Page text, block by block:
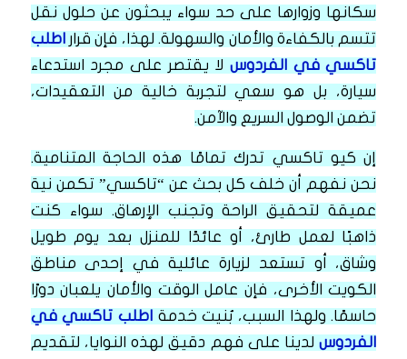
سكانها وزوارها على حد سواء يبحثون عن حلول نقل
تتسم بالكفاءة والأمان والسهولة. لهذا، فإن قرار اطلب
تاكسي في الفردوسلا يقتصر على مجرد استدعاء
سيارة، بل هو سعي لتجربة خالية من التعقيدات،
تضمن الوصول السريع والآمن.
إن كيو تاكسي تدرك تمامًا هذه الحاجة المتنامية.
نحن نفهم أن خلف كل بحث عن “تاكسي” تكمن نية
عميقة لتحقيق الراحة وتجنب الإرهاق. سواء كنت
ذاهبًا لعمل طارئ، أو عائدًا للمنزل بعد يوم طويل
وشاق، أو تستعد لزيارة عائلية في إحدى مناطق
الكويت الأخرى، فإن عامل الوقت والأمان يلعبان دورًا
حاسمًا. ولهذا السبب، بُنيت خدمة اطلب تاكسي في
الفردوسلدينا على فهم دقيق لهذه النوايا، لتقديم